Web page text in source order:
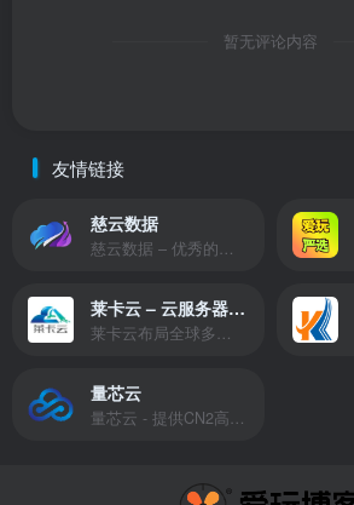
暂无评论内容
友情链接
慈云数据
慈云数据 – 优秀的云服务器服务商，提供最具有性价比的产品。慈云数据是开发者必不可少的良心云
莱卡云 – 云服务器提供商
莱卡云布局全球多个地理区域。提供服务有：境外云服务器、国内云服务器、独立服务器、服务器托管、CDN、SSL证书、游戏服务器等业务。
量芯云
量芯云 - 提供CN2高速香港美国云服务器&专业高防服务器租用等云服务器供应商